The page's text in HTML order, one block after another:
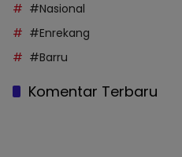
#Nasional
#Enrekang
#Barru
Komentar Terbaru